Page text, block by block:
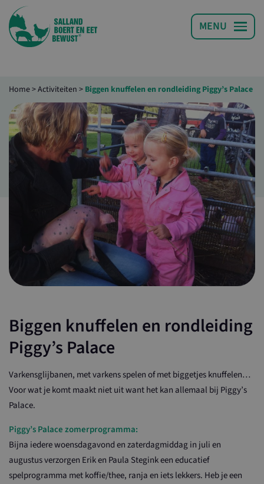
Home>Activiteiten > Biggen knuffelen en rondleiding Piggy’s Palace
Biggen knuffelen en rondleiding
Piggy’s Palace
Varkensglijbanen, met varkens spelen of met biggetjes knuffelen…
Voor wat je komt maakt niet uit want het kan allemaal bij Piggy’s
Palace.
Piggy’s Palace zomerprogramma:
Bijna iedere woensdagavond en zaterdagmiddag in juli en
augustus verzorgen Erik en Paula Stegink een educatief
spelprogramma met koffie/thee, ranja en iets lekkers. Heb je een